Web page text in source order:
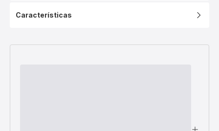
Características